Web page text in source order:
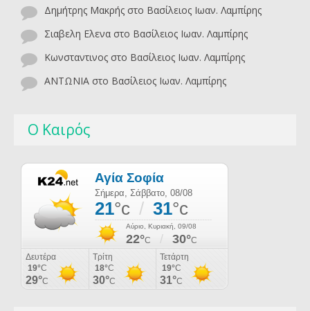
Δημήτρης Μακρής στο Βασίλειος Ιωαν. Λαμπίρης
Σιαβελη Ελενα στο Βασίλειος Ιωαν. Λαμπίρης
Κωνσταντινος στο Βασίλειος Ιωαν. Λαμπίρης
ΑΝΤΩΝΙΑ στο Βασίλειος Ιωαν. Λαμπίρης
Ο Καιρός